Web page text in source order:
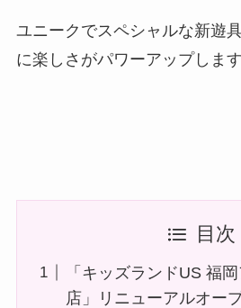
ユニークでスペシャルな新遊
に楽しさがパワーアップしま
目次
「キッズランドUS 福
店」リニューアルオー